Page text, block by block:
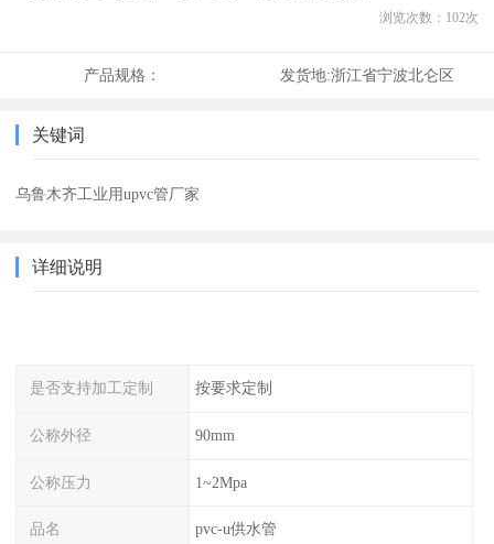
浏览次数： 102次
产品规格： 发货地:浙江省宁波北仑区
关键词
乌鲁木齐工业用upvc管厂家
详细说明
是否支持加工定制 按要求定制
公称外径 90mm
公称压力 1~2Mpa
品名 pvc-u供水管